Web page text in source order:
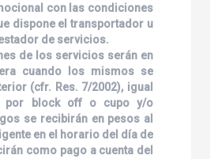
con las condiciones
dispone el transportador u
de servicios.
de los servicios serán en
cuando los mismos se
(cfr. Res. 7/2002), igual
por block off o cupo y/o
se recibirán en pesos al
en el horario del día de
como pago a cuenta del